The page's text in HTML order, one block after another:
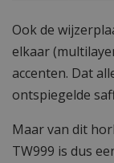
Ook de
elkaar
accenten. Dat
ontspiegelde
Maar van dit
TW999 is dus